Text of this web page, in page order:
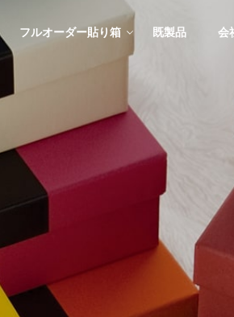
フルオーダー貼り箱 既製品 会